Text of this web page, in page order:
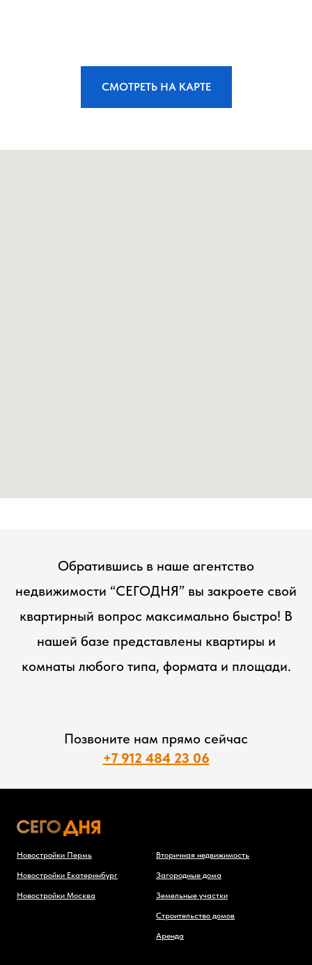
СМОТРЕТЬ НА КАРТЕ
Обратившись в наше агентство
недвижимости “СЕГОДНЯ” вы закроете свой
квартирный вопрос максимально быстро! В
нашей базе представлены квартиры и
комнаты любого типа, формата и площади.
Позвоните нам прямо сейчас
+7 912 484 23 06
Новостройки Пермь
Новостройки Екатеринбург
Новостройки Москва
Вторичная недвижимость
Загородные дома
Земельные участки
Строительство домов
Аренда